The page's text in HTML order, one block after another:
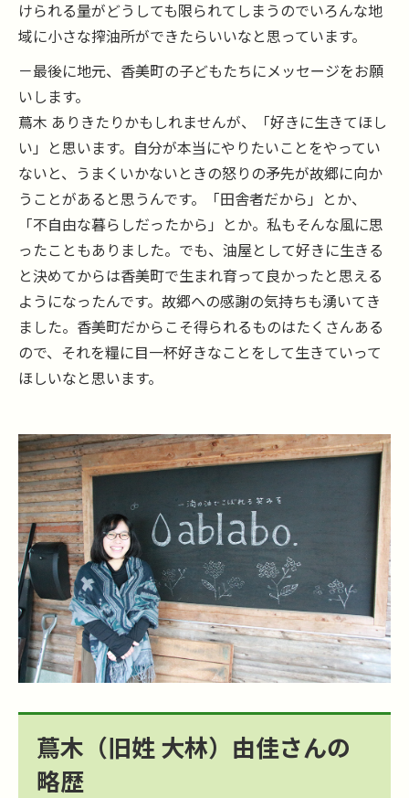
けられる量がどうしても限られてしまうのでいろんな地
域に小さな搾油所ができたらいいなと思っています。
－最後に地元、香美町の子どもたちにメッセージをお願
いします。
蔦木 ありきたりかもしれませんが、「好きに生きてほし
い」と思います。自分が本当にやりたいことをやってい
ないと、うまくいかないときの怒りの矛先が故郷に向か
うことがあると思うんです。「田舎者だから」とか、
「不自由な暮らしだったから」とか。私もそんな風に思
ったこともありました。でも、油屋として好きに生きる
と決めてからは香美町で生まれ育って良かったと思える
ようになったんです。故郷への感謝の気持ちも湧いてき
ました。香美町だからこそ得られるものはたくさんある
ので、それを糧に目一杯好きなことをして生きていって
ほしいなと思います。
蔦木（旧姓 大林）由佳さんの
略歴